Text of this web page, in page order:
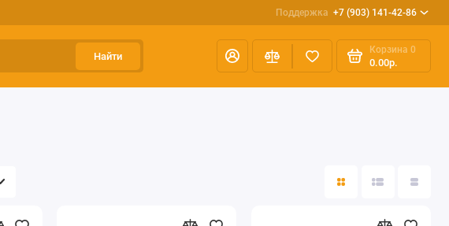
Поддержка +7 (903) 141-42-86
Найти
Корзина 0
0.00р.